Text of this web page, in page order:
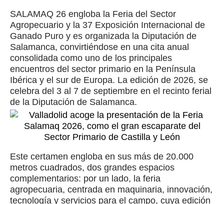
SALAMAQ 26 engloba la Feria del Sector
Agropecuario y la 37 Exposición Internacional de
Ganado Puro y es organizada la Diputación de
Salamanca, convirtiéndose en una cita anual
consolidada como uno de los principales
encuentros del sector primario en la Península
Ibérica y el sur de Europa. La edición de 2026, se
celebra del 3 al 7 de septiembre en el recinto ferial
de la Diputación de Salamanca.
Este certamen engloba en sus más de 20.000
metros cuadrados, dos grandes espacios
complementarios: por un lado, la feria
agropecuaria, centrada en maquinaria, innovación,
tecnología y servicios para el campo, cuya edición